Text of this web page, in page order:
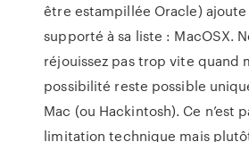
être estampillée Oracle) ajoute
supporté à sa liste : MacOSX.
réjouissez pas trop vite quand
possibilité reste possible
Mac (ou Hackintosh). Ce n’est
limitation technique mais